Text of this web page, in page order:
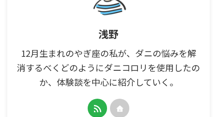
浅野
12月生まれのやぎ座の私が、ダニの悩みを解
消するべくどのようにダニコロリを使用したの
か、体験談を中心に紹介していく。